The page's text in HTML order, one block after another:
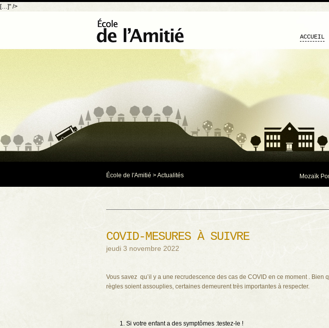
[…]" />
ACCUEIL
École de l'Amitié >Actualités Mozaïk
COVID-MESURES À SUIVRE
jeudi 3 novembre 2022
Vous savez qu’il y a une recrudescence des cas de COVID en ce moment . Bien
règles soient assouplies, certaines demeurent très importantes à respecter.
Si votre enfant a des symptômes :testez-le !